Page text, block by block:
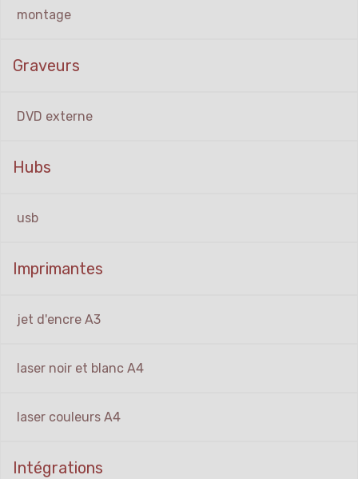
montage
Graveurs
DVD externe
Hubs
usb
Imprimantes
jet d'encre A3
laser noir et blanc A4
laser couleurs A4
Intégrations